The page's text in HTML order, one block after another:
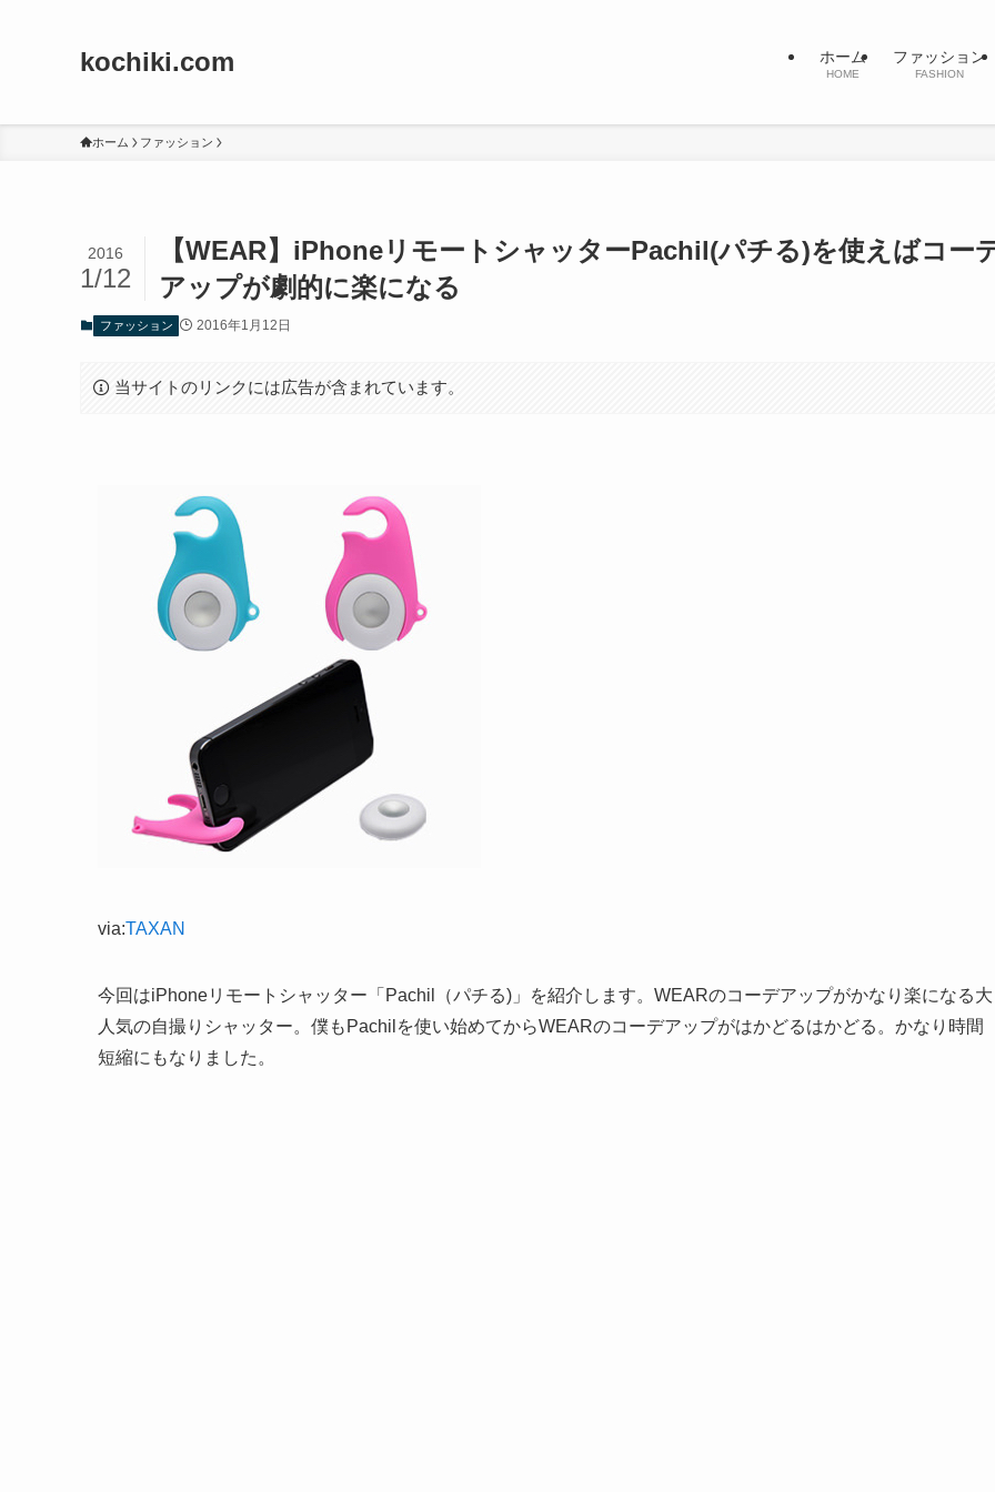
kochiki.com ホーム
HOME
ファッション
FASHION
ホーム ファッション
【WEAR】iPhoneリモートシャッターPachil(パチる)を使えばコー
アップが劇的に楽になる
2016
1/12
ファッション 2016年1月12日
当サイトのリンクには広告が含まれています。
via:TAXAN
今回はiPhoneリモートシャッター「Pachil（パチる)」を紹介します。WEARのコーデアップがかなり楽になる大
人気の自撮りシャッター。僕もPachilを使い始めてからWEARのコーデアップがはかどるはかどる。かなり時間
短縮にもなりました。